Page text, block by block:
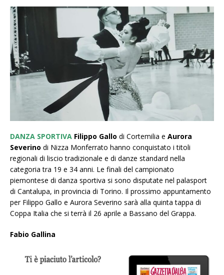
DANZA SPORTIVA Filippo Gallo di Cortemilia e Aurora
Severino di Nizza Monferrato hanno conquistato i titoli
regionali di liscio tradizionale e di danze standard nella
categoria tra 19 e 34 anni. Le finali del campionato
piemontese di danza sportiva si sono disputate nel palasport
di Cantalupa, in provincia di Torino. Il prossimo appuntamento
per Filippo Gallo e Aurora Severino sarà alla quinta tappa di
Coppa Italia che si terrà il 26 aprile a Bassano del Grappa.
Fabio Gallina